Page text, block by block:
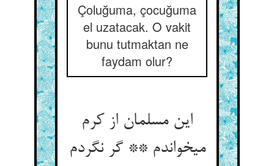
Çoluğuma, çocuğuma
el uzatacak. O vakit
bunu tutmaktan ne
faydam olur?
این مسلمان از کرم
می‏خواندم ** گر نگردم